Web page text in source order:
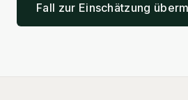
Fall zur Einschätzung